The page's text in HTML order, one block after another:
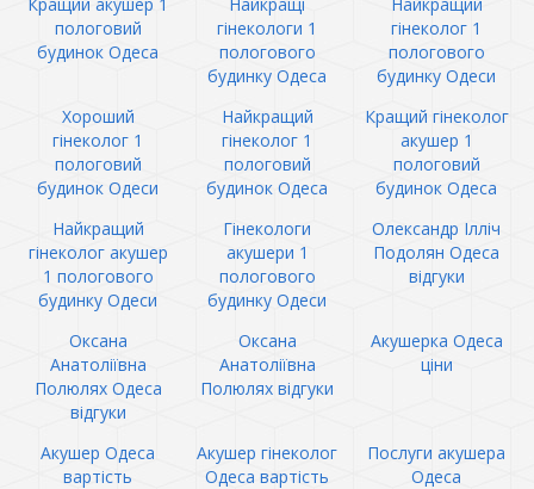
пологовий
будинок Одеса
гінекологи 1
пологового
будинку Одеса
гінеколог 1
пологового
будинку Одеси
Хороший
гінеколог 1
пологовий
будинок Одеси
Найкращий
гінеколог 1
пологовий
будинок Одеса
Кращий гінеколог
акушер 1
пологовий
будинок Одеса
Найкращий
гінеколог акушер
1 пологового
будинку Одеси
Гінекологи
акушери 1
пологового
будинку Одеси
Олександр Ілліч
Подолян Одеса
відгуки
Оксана
Анатоліївна
Полюлях Одеса
відгуки
Оксана
Анатоліївна
Полюлях відгуки
Акушерка Одеса
ціни
Акушер Одеса
вартість
Акушер гінеколог
Одеса вартість
Послуги акушера
Одеса